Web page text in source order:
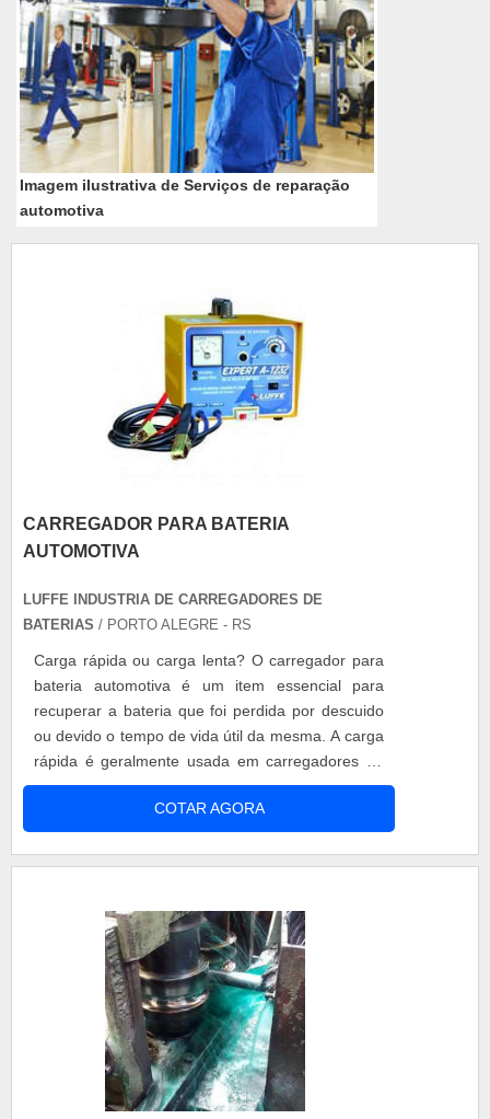
Imagem ilustrativa de Serviços de reparação
automotiva
CARREGADOR PARA BATERIA
AUTOMOTIVA
LUFFE INDUSTRIA DE CARREGADORES DE
BATERIAS / PORTO ALEGRE - RS
Carga rápida ou carga lenta? O carregador para
bateria automotiva é um item essencial para
recuperar a bateria que foi perdida por descuido
ou devido o tempo de vida útil da mesma. A carga
rápida é geralmente usada em carregadores de
baixo custo, isto significa aplicar níveis de
correntes elevados para reduzir o tempo de
recarga. A elevação da corrente provoca
COTAR AGORA